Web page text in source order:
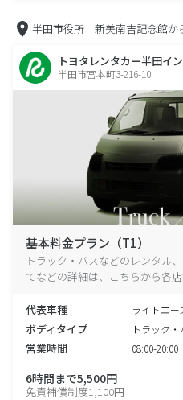
半田市役所 新美南吉記念館か
トヨタレンタカー半田イ
半田市宮本町3-216-10
基本料金プラン（T1）
トラック・バスなどのレンタル
てなどの詳細は、こちらから各店
代表車種 ライトエ
ボディタイプ トラック
営業時間 08:00-20:00
6時間まで5,500円
免責補償制度1,100円